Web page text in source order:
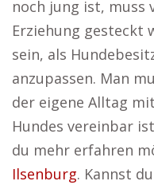
noch jung ist, muss
Erziehung gesteckt
sein, als
anzupassen. Man
der eigene Alltag
Hundes vereinbar
du mehr erfahren
Ilsenburg. Kannst